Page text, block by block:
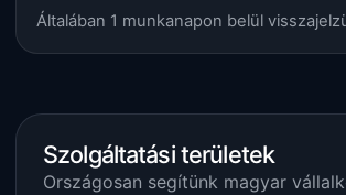
Általában 1 munkanapon belül
Szolgáltatási területek
Országosan segítünk magyar